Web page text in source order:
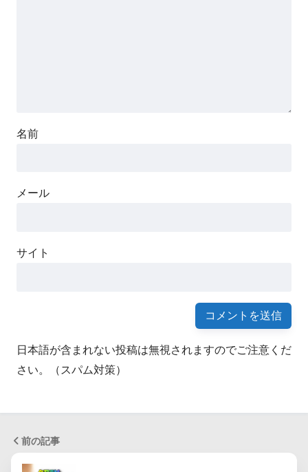
名前
メール
サイト
日本語が含まれない投稿は無視されますのでご注意くだ
さい。（スパム対策）
前の記事